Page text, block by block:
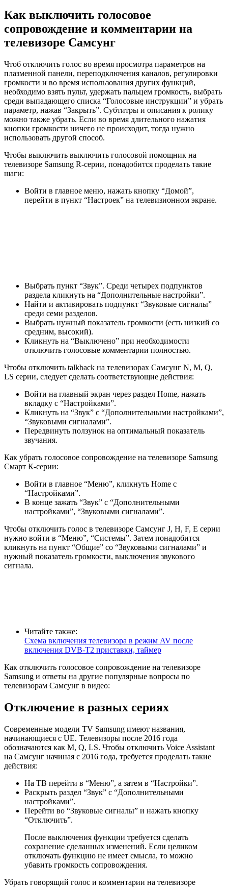
Как выключить голосовое
сопровождение и комментарии на
телевизоре Самсунг
Чтоб отключить голос во время просмотра параметров на
плазменной панели, переподключения каналов, регулировки
громкости и во время использования других функций,
необходимо взять пульт, удержать пальцем громкость, выбрать
среди выпадающего списка “Голосовые инструкции” и убрать
параметр, нажав “Закрыть”. Субтитры и описания к ролику
можно также убрать. Если во время длительного нажатия
кнопки громкости ничего не происходит, тогда нужно
использовать другой способ.
Чтобы выключить выключить голосовой помощник на
телевизоре Samsung R-серии, понадобится проделать такие
шаги:
Войти в главное меню, нажать кнопку “Домой”,
перейти в пункт “Настроек” на телевизионном экране.
Выбрать пункт “Звук”. Среди четырех подпунктов
раздела кликнуть на “Дополнительные настройки”.
Найти и активировать подпункт “Звуковые сигналы”
среди семи разделов.
Выбрать нужный показатель громкости (есть низкий со
средним, высокий).
Кликнуть на “Выключено” при необходимости
отключить голосовые комментарии полностью.
Чтобы отключить talkback на телевизорах Самсунг N, M, Q,
LS серии, следует сделать соответствующие действия:
Войти на главный экран через раздел Home, нажать
вкладку с “Настройками”.
Кликнуть на “Звук” с “Дополнительными настройками”,
“Звуковыми сигналами”.
Передвинуть ползунок на оптимальный показатель
звучания.
Как убрать голосовое сопровождение на телевизоре Samsung
Смарт К-серии:
Войти в главное “Меню”, кликнуть Home с
“Настройками”.
В конце зажать “Звук” с “Дополнительными
настройками”, “Звуковыми сигналами”.
Чтобы отключить голос в телевизоре Самсунг J, H, F, E серии
нужно войти в “Меню”, “Системы”. Затем понадобится
кликнуть на пункт “Общие” со “Звуковыми сигналами” и
нужный показатель громкости, выключения звукового
сигнала.
Читайте также:
Схема включения телевизора в режим AV после
включения DVB-T2 приставки, таймер
Как отключить голосовое сопровождение на телевизоре
Samsung и ответы на другие популярные вопросы по
телевизорам Самсунг в видео:
Отключение в разных сериях
Современные модели TV Samsung имеют названия,
начинающиеся с UE. Телевизоры после 2016 года
обозначаются как М, Q, LS. Чтобы отключить Voice Assistant
на Самсунг начиная с 2016 года, требуется проделать такие
действия:
На ТВ перейти в “Меню”, а затем в “Настройки”.
Раскрыть раздел “Звук” с “Дополнительными
настройками”.
Перейти во “Звуковые сигналы” и нажать кнопку
“Отключить”.
После выключения функции требуется сделать
сохранение сделанных изменений. Если целиком
отключать функцию не имеет смысла, то можно
убавить громкость сопровождения.
Убрать говорящий голос и комментарии на телевизоре